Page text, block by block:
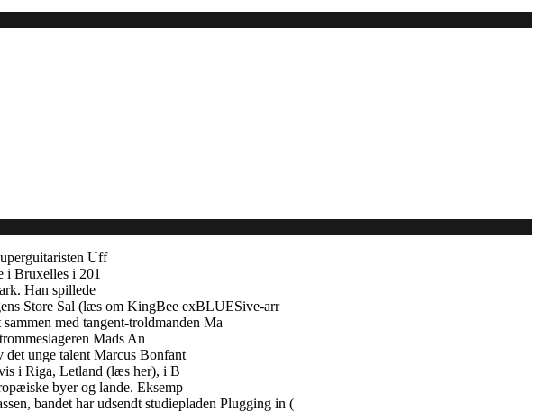
Uff
i Bruxelles i 201
Han spillede
Store Sal (læs om KingBee exBLUESive-arr
med tangent-troldmanden Ma
Mads An
unge talent Marcus Bonfant
i Riga, Letland (læs her), i B
byer og lande. Eksemp
bandet har udsendt studiepladen Plugging in (